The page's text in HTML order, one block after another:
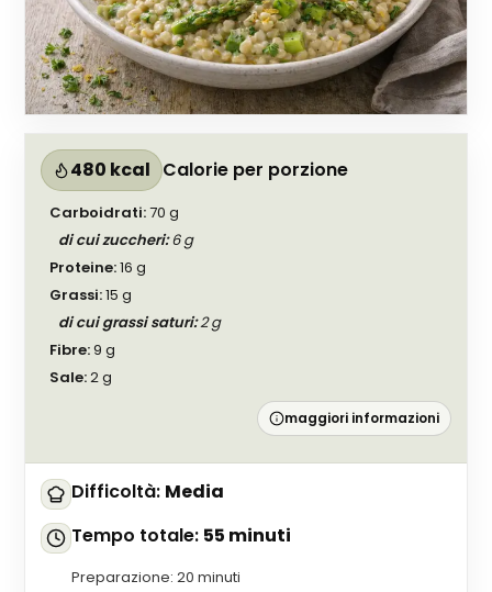
480 kcal Calorie per porzione
Carboidrati:70 g
di cui zuccheri:6g
Proteine:16 g
Grassi:15 g
di cui grassi saturi:2g
Fibre:9 g
Sale:2g
maggiori informazioni
Difficoltà: Media
Tempo totale: 55 minuti
Preparazione:20 minuti